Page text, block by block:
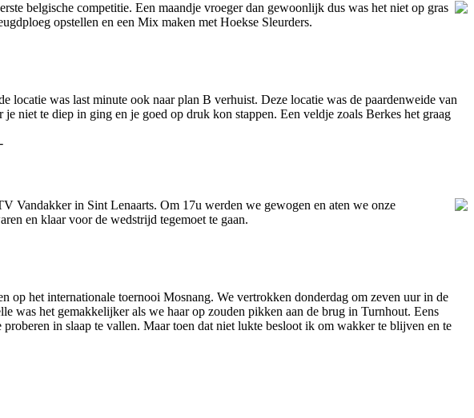
belgische competitie. Een maandje vroeger dan gewoonlijk dus was het niet op gras
opstellen en een Mix maken met Hoekse Sleurders.
was last minute ook naar plan B verhuist. Deze locatie was de paardenweide van
niet te diep in ging en je goed op druk kon stappen. Een veldje zoals Berkes het graag
-
Vandakker in Sint Lenaarts. Om 17u werden we gewogen en aten we onze
en klaar voor de wedstrijd tegemoet te gaan.
het internationale toernooi Mosnang. We vertrokken donderdag om zeven uur in de
was het gemakkelijker als we haar op zouden pikken aan de brug in Turnhout. Eens
in slaap te vallen. Maar toen dat niet lukte besloot ik om wakker te blijven en te